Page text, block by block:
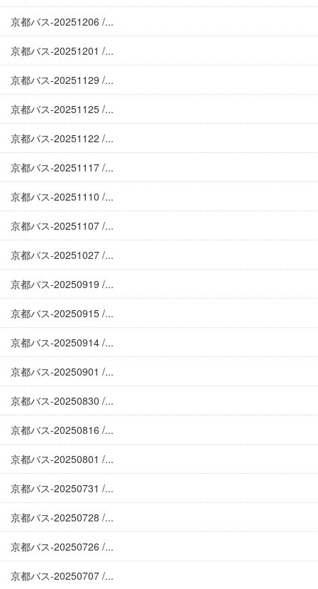
京都バス-20251206 /...
京都バス-20251201 /...
京都バス-20251129 /...
京都バス-20251125 /...
京都バス-20251122 /...
京都バス-20251117 /...
京都バス-20251110 /...
京都バス-20251107 /...
京都バス-20251027 /...
京都バス-20250919 /...
京都バス-20250915 /...
京都バス-20250914 /...
京都バス-20250901 /...
京都バス-20250830 /...
京都バス-20250816 /...
京都バス-20250801 /...
京都バス-20250731 /...
京都バス-20250728 /...
京都バス-20250726 /...
京都バス-20250707 /...